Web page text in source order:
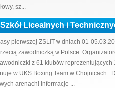
sz...
Licealnych i
pierwszej ZSLiT w dniach 01-
zawodniczką w Polsce.
z 61 klubów
w UKS Boxing Team w Chojnicach.
arenach! Informacje ...